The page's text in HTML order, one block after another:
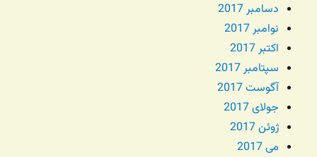
دسامبر 2017
نوامبر 2017
اکتبر 2017
سپتامبر 2017
آگوست 2017
جولای 2017
ژوئن 2017
می 2017